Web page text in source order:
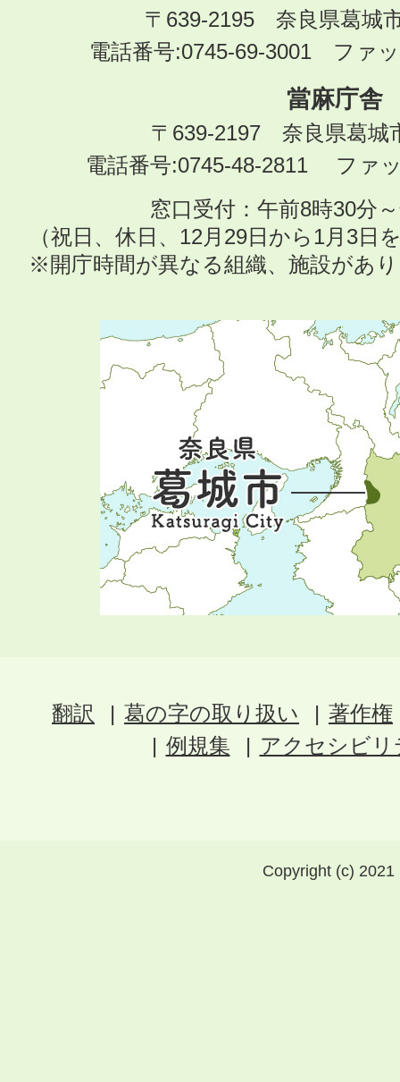
〒639-2195 奈良県葛城
電話番号:0745-69-3001 ファ
當麻庁舎
〒639-2197 奈良県葛城
電話番号:0745-48-2811 ファ
窓口受付：午前8時30分
（祝日、休日、12月29日から1月3日
※開庁時間が異なる組織、施設があ
翻訳 葛の字の取り扱い
著作権
例規集
アクセシビ
Copyright (c)